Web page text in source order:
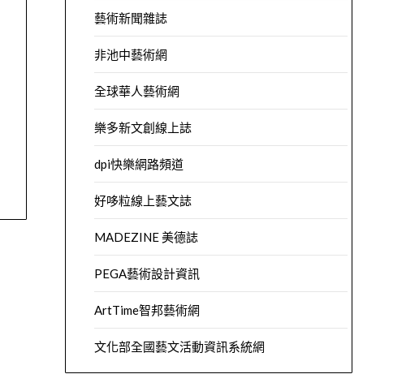
藝術新聞雜誌
非池中藝術網
全球華人藝術網
樂多新文創線上誌
dpi快樂網路頻道
好哆粒線上藝文誌
MADEZINE 美德誌
PEGA藝術設計資訊
ArtTime智邦藝術網
文化部全國藝文活動資訊系統網